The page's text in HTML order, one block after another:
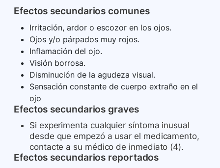
Efectos secundarios comunes
Irritación, ardor o escozor en los ojos.
Ojos y/o párpados muy rojos.
Inflamación del ojo.
Visión borrosa.
Disminución de la agudeza visual.
Sensación constante de cuerpo extraño en el
ojo
Efectos secundarios graves
Si experimenta cualquier síntoma inusual
desde que empezó a usar el medicamento,
contacte a su médico de inmediato (4).
Efectos secundarios reportados